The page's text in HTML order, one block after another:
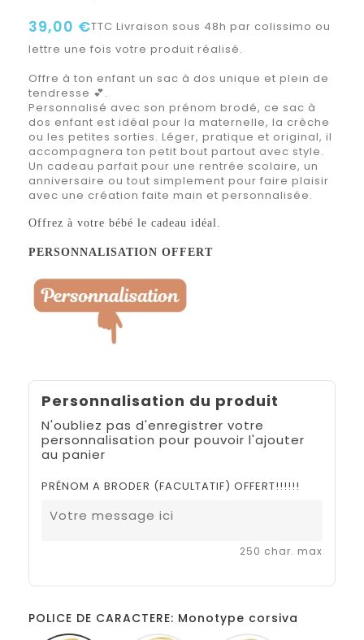
39,00 €TTC Livraison sous 48h par colissimo ou
lettre une fois votre produit réalisé.
Offre à ton enfant un sac à dos unique et plein de
tendresse 💕.
Personnalisé avec son prénom brodé, ce sac à
dos enfant est idéal pour la maternelle, la crèche
ou les petites sorties. Léger, pratique et original, il
accompagnera ton petit bout partout avec style.
Un cadeau parfait pour une rentrée scolaire, un
anniversaire ou tout simplement pour faire plaisir
avec une création faite main et personnalisée.
Offrez à votre bébé le cadeau idéal.
PERSONNALISATION OFFERT
Personnalisation du produit
N'oubliez pas d'enregistrer votre
personnalisation pour pouvoir l'ajouter
au panier
PRÉNOM A BRODER (FACULTATIF) OFFERT!!!!!!
250 char. max
POLICE DE CARACTERE: Monotype corsiva